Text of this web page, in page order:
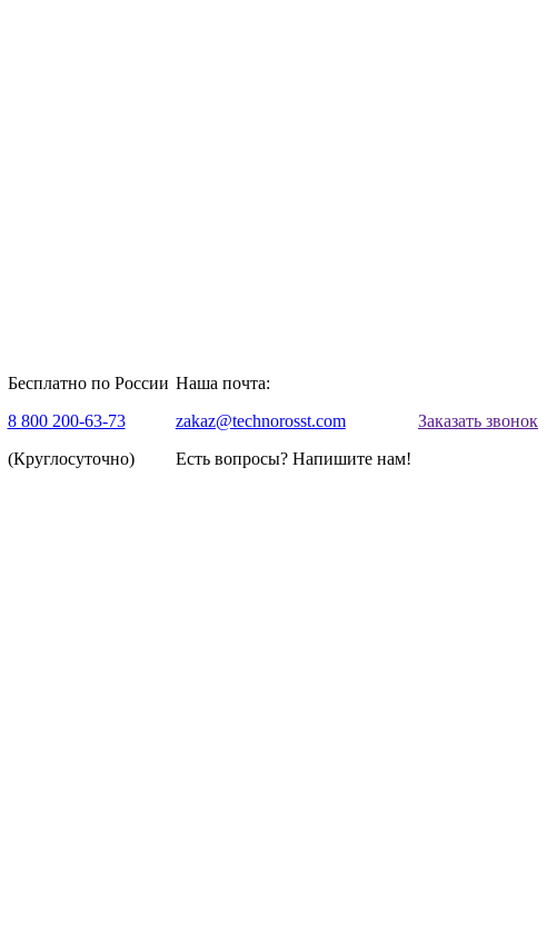
Бесплатно по России
8 800 200-63-73
(Круглосуточно)
Наша почта:
zakaz@technorosst.com
Есть вопросы? Напишите нам!
Заказать звонок